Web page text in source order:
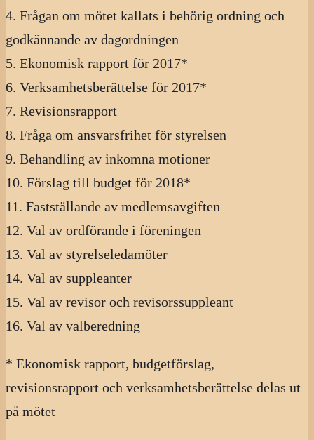
4. Frågan om mötet kallats i behörig ordning och
godkännande av dagordningen
5. Ekonomisk rapport för 2017*
6. Verksamhetsberättelse för 2017*
7. Revisionsrapport
8. Fråga om ansvarsfrihet för styrelsen
9. Behandling av inkomna motioner
10. Förslag till budget för 2018*​
11. Fastställande av medlemsavgiften
12. Val av ordförande i föreningen
13. Val av styrelseledamöter
14. Val av suppleanter
15. Val av revisor och revisorssuppleant
16. Val av valberedning
* Ekonomisk rapport, budgetförslag,
revisionsrapport och verksamhetsberättelse delas ut
på mötet